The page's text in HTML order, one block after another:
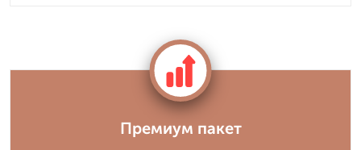
Премиум пакет